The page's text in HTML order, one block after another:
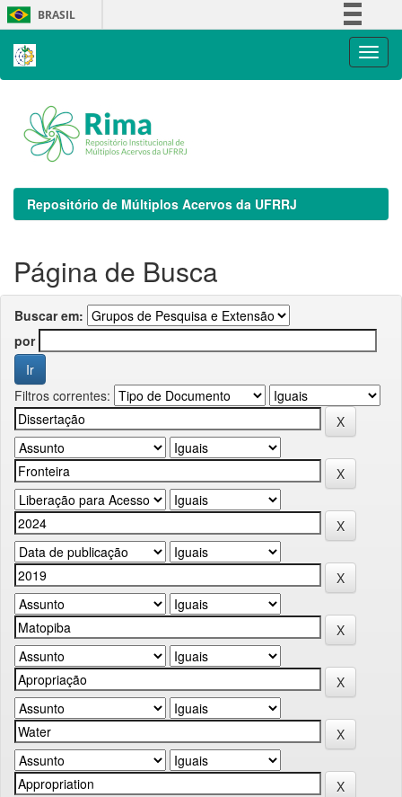
Skip
navigation
BRASIL
Repositório de Múltiplos Acervos da UFRRJ
Página de Busca
Buscar em:
por
Filtros correntes: